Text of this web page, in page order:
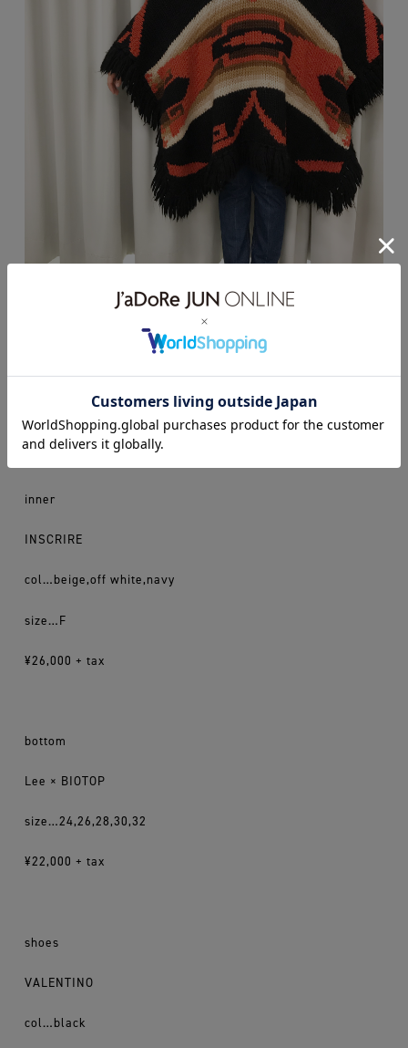
(RALPH LAURENT)
¥76,000 + tax
inner
INSCRIRE
col…beige,off white,navy
size…F
¥26,000 + tax
bottom
Lee × BIOTOP
size…24,26,28,30,32
¥22,000 + tax
shoes
VALENTINO
col…black